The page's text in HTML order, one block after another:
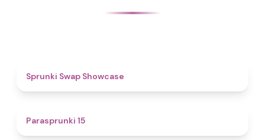
Sprunki Swap Showcase
Parasprunki 15